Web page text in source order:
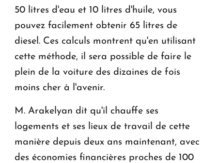
50 litres d'eau et 10 litres d'huile, vous
pouvez facilement obtenir 65 litres de
diesel. Ces calculs montrent qu'en utilisant
cette méthode, il sera possible de faire le
plein de la voiture des dizaines de fois
moins cher à l'avenir.
M. Arakelyan dit qu'il chauffe ses
logements et ses lieux de travail de cette
manière depuis deux ans maintenant, avec
des économies financières proches de 100